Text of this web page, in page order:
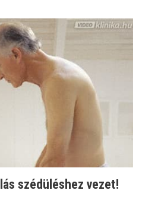
szédüléshez vezet!